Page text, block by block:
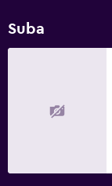
Suba